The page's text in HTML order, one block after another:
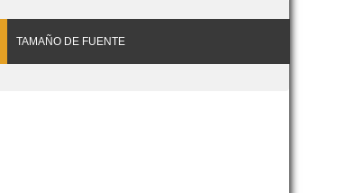
TAMAÑO DE FUENTE